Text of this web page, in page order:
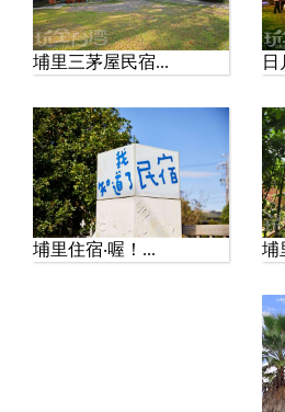
埔里三茅屋民宿...
埔里住宿‧喔！... 埔